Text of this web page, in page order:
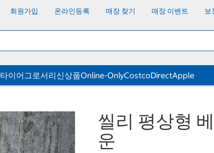
회원가입 온라인등록 매장 찾기 매장 이벤트 보
타이어그로서리신상품Online-OnlyCostcoDirectApple
씰리 평상형
운